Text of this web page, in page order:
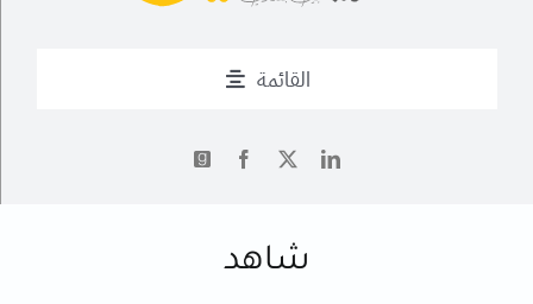
القائمة
من أنا؟
شاهد